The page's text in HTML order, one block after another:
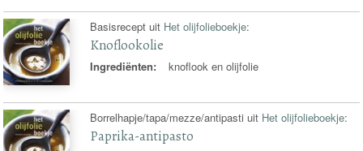
Basisrecept uit Het olijfolieboekje:
Knoflookolie
Ingrediënten: knoflook en olijfolie
Borrelhapje/tapa/mezze/antipasti uit Het olijfolieboekje:
Paprika-antipasto